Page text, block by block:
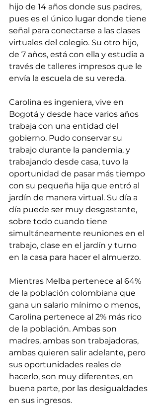
hijo de 14 años donde sus padres,
pues es el único lugar donde tiene
señal para conectarse a las clases
virtuales del colegio. Su otro hijo,
de 7 años, está con ella y estudia a
través de talleres impresos que le
envía la escuela de su vereda.
Carolina es ingeniera, vive en
Bogotá y desde hace varios años
trabaja con una entidad del
gobierno. Pudo conservar su
trabajo durante la pandemia, y
trabajando desde casa, tuvo la
oportunidad de pasar más tiempo
con su pequeña hija que entró al
jardín de manera virtual. Su día a
día puede ser muy desgastante,
sobre todo cuando tiene
simultáneamente reuniones en el
trabajo, clase en el jardín y turno
en la casa para hacer el almuerzo.
Mientras Melba pertenece al 64%
de la población colombiana que
gana un salario mínimo o menos,
Carolina pertenece al 2% más rico
de la población. Ambas son
madres, ambas son trabajadoras,
ambas quieren salir adelante, pero
sus oportunidades reales de
hacerlo, son muy diferentes, en
buena parte, por las desigualdades
en sus ingresos.